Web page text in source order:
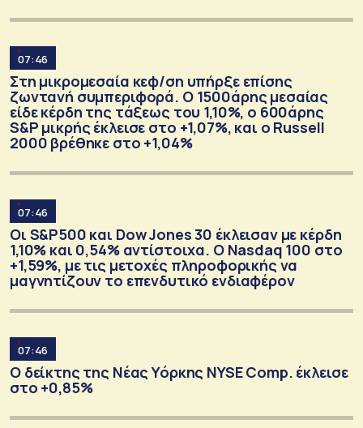
07:46
Στη μικρομεσαία κεφ/ση υπήρξε επίσης
ζωντανή συμπεριφορά. Ο 1500άρης μεσαίας
είδε κέρδη της τάξεως του 1,10%, ο 600άρης
S&P μικρής έκλεισε στο +1,07%, και ο Russell
2000 βρέθηκε στο +1,04%
07:46
Οι S&P500 και Dow Jones 30 έκλεισαν με κέρδη
1,10% και 0,54% αντίστοιχα. Ο Nasdaq 100 στο
+1,59%, με τις μετοχές πληροφορικής να
μαγνητίζουν το επενδυτικό ενδιαφέρον
07:46
Ο δείκτης της Νέας Υόρκης NYSE Comp. έκλεισε
στο +0,85%